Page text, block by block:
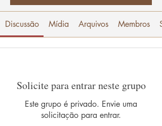
Discussão Mídia Arquivos Membros
Solicite para entrar neste grupo
Este grupo é privado. Envie uma
solicitação para entrar.